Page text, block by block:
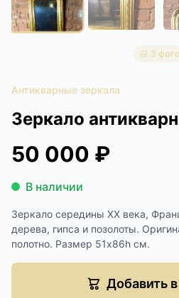
3 фото
Антикварные зеркала
Зеркало
50 000 ₽
В наличии
Зеркало середины XX века,
дерева, гипса и позолоты.
полотно. Размер 51х86h см.
Добавить